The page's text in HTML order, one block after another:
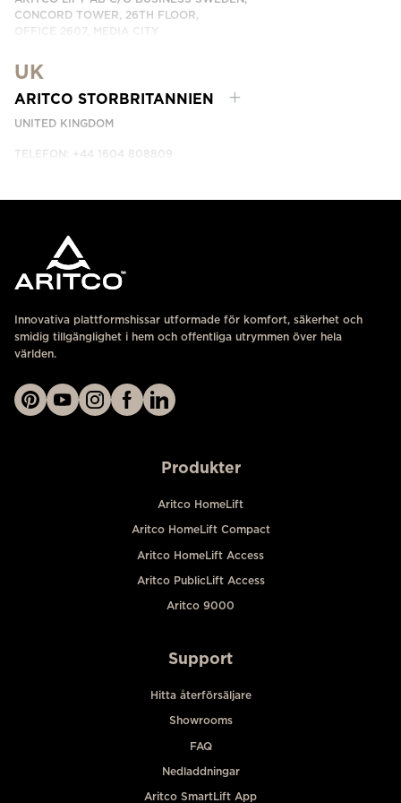
CONCORD TOWER, 26TH FLOOR,
OFFICE 2607, MEDIA CITY
KONTAKTA OSS
UK
ARITCO STORBRITANNIEN
UNITED KINGDOM
TELEFON: +44 1604 808809
Innovativa plattformshissar utformade för komfort, säkerhet och
smidig tillgänglighet i hem och offentliga utrymmen över hela
världen.
Produkter
Aritco HomeLift
Aritco HomeLift Compact
Aritco HomeLift Access
Aritco PublicLift Access
Aritco 9000
Support
Hitta återförsäljare
Showrooms
FAQ
Nedladdningar
Aritco SmartLift App